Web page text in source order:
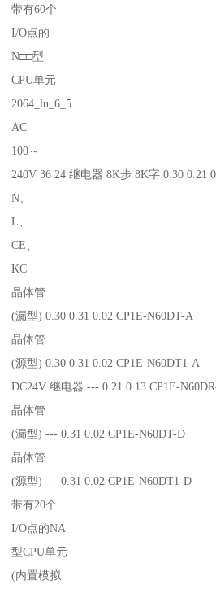
带有60个
I/O点的
N□□型
CPU单元
2064_lu_6_5
AC
100～
240V 36 24 继电器 8K步 8K字 0.30 0.21
N、
L、
CE、
KC
晶体管
(漏型) 0.30 0.31 0.02 CP1E-N60DT-A
晶体管
(源型) 0.30 0.31 0.02 CP1E-N60DT1-A
DC24V 继电器 --- 0.21 0.13 CP1E-
晶体管
(漏型) --- 0.31 0.02 CP1E-N60DT-D
晶体管
(源型) --- 0.31 0.02 CP1E-N60DT1-D
带有20个
I/O点的NA
型CPU单元
(内置模拟